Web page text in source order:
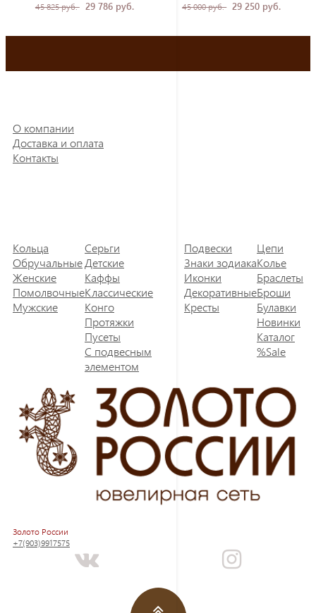
45 825 руб. 29 786 руб. 45 000 руб. 29 250 руб.
О компании
Доставка и оплата
Контакты
Кольца
Обручальные
Женские
Помолвочные
Мужские
Серьги
Детские
Каффы
Классические
Конго
Протяжки
Пусеты
С подвесным
элементом
Подвески
Знаки зодиака
Иконки
Декоративные
Кресты
Цепи
Колье
Браслеты
Броши
Булавки
Новинки
Каталог
%Sale
Золото России
+7(903)9917575